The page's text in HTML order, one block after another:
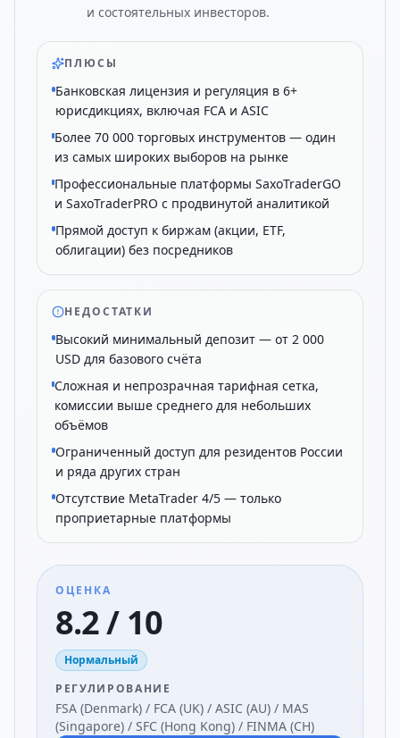
и состоятельных инвесторов.
ПЛЮСЫ
Банковская лицензия и регуляция в 6+
юрисдикциях, включая FCA и ASIC
Более 70 000 торговых инструментов — один
из самых широких выборов на рынке
Профессиональные платформы SaxoTraderGO
и SaxoTraderPRO с продвинутой аналитикой
Прямой доступ к биржам (акции, ETF,
облигации) без посредников
НЕДОСТАТКИ
Высокий минимальный депозит — от 2 000
USD для базового счёта
Сложная и непрозрачная тарифная сетка,
комиссии выше среднего для небольших
объёмов
Ограниченный доступ для резидентов России
и ряда других стран
Отсутствие MetaTrader 4/5 — только
проприетарные платформы
ОЦЕНКА
8.2 / 10
Нормальный
РЕГУЛИРОВАНИЕ
FSA (Denmark) / FCA (UK) / ASIC (AU) / MAS
(Singapore) / SFC (Hong Kong) / FINMA (CH)